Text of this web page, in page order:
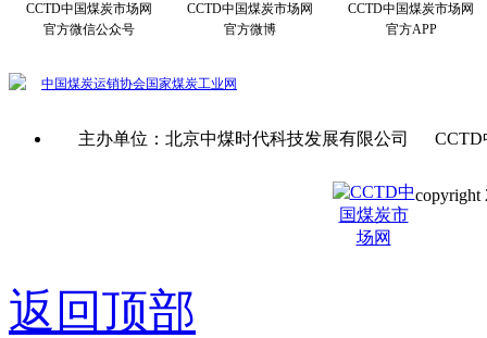
CCTD中国煤炭市场网
官方微信公众号
CCTD中国煤炭市场网
官方微博
CCTD中国煤炭市场网
官方APP
中国煤炭运销协会国家煤炭工业网
主办单位：北京中煤时代科技发展有限公司
copyright
返回顶部